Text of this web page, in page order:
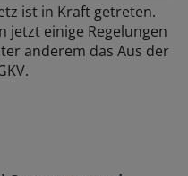
ist in Kraft getreten.
jetzt einige Regelungen
anderem das Aus der